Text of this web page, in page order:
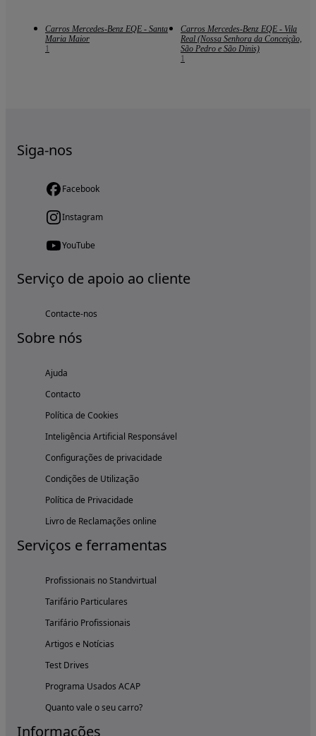
Carros Mercedes-Benz EQE - Santa
Maria Maior
1
Carros Mercedes-Benz EQE - Vila
Real (Nossa Senhora da Conceição,
São Pedro e São Dinis)
1
Siga-nos
Facebook
Instagram
YouTube
Serviço de apoio ao cliente
Contacte-nos
Sobre nós
Ajuda
Contacto
Política de Cookies
Inteligência Artificial Responsável
Configurações de privacidade
Condições de Utilização
Política de Privacidade
Livro de Reclamações online
Serviços e ferramentas
Profissionais no Standvirtual
Tarifário Particulares
Tarifário Profissionais
Artigos e Notícias
Test Drives
Programa Usados ACAP
Quanto vale o seu carro?
Informações